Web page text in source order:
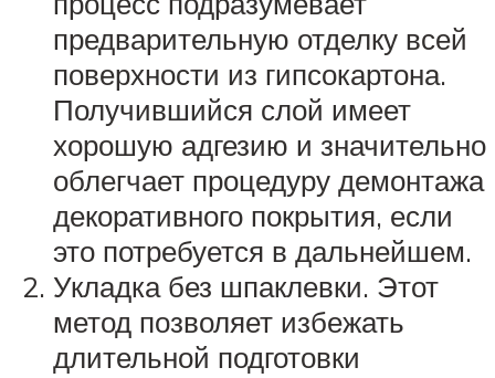
предварительную отделку всей
поверхности из гипсокартона.
Получившийся слой имеет
хорошую адгезию и значительно
облегчает процедуру демонтажа
декоративного покрытия, если
это потребуется в дальнейшем.
Укладка без шпаклевки. Этот
метод позволяет избежать
длительной подготовки